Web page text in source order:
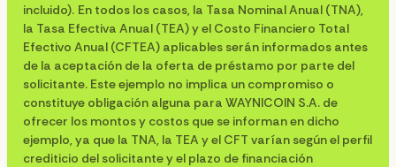
incluido). En todos los casos, la Tasa Nominal Anual (TNA),
la Tasa Efectiva Anual (TEA) y el Costo Financiero Total
Efectivo Anual (CFTEA) aplicables serán informados antes
de la aceptación de la oferta de préstamo por parte del
solicitante. Este ejemplo no implica un compromiso o
constituye obligación alguna para WAYNICOIN S.A. de
ofrecer los montos y costos que se informan en dicho
ejemplo, ya que la TNA, la TEA y el CFT varían según el perfil
crediticio del solicitante y el plazo de financiación